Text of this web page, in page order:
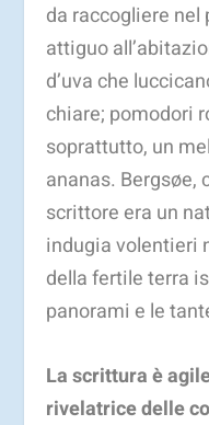
da raccogliere
attiguo
d’uva che
chiare; pomodori
soprattutto, un
ananas. Bergsøe,
scrittore era un
indugia volentieri
della fertile terra
panorami e le
La scrittura è
rivelatrice delle